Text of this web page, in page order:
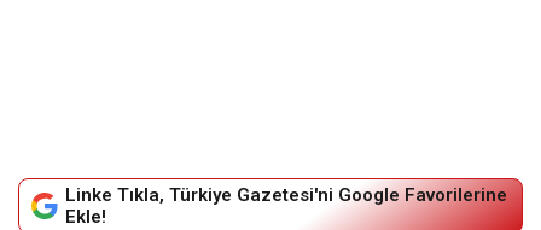
Linke Tıkla, Türkiye Gazetesi'ni Google Favorilerine
Ekle!